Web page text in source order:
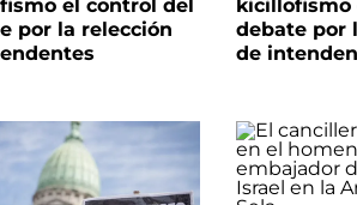
el control del
por la relección
kicillofismo
debate por
de